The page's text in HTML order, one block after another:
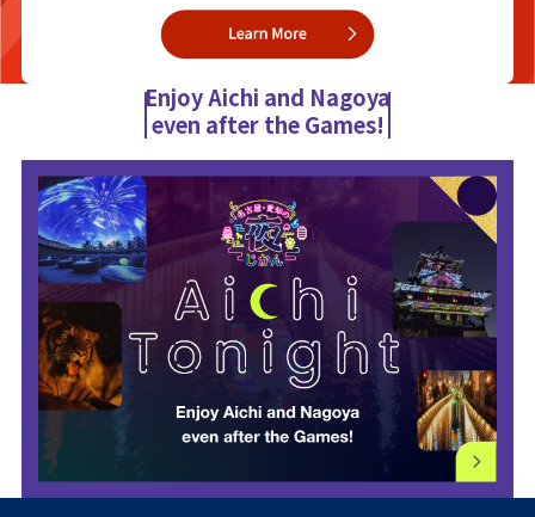
Enjoy Aichi and Nagoya
even after the Games!